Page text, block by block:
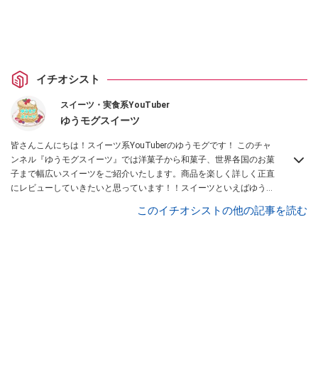
イチオシスト
スイーツ・実食系YouTuber
ゆうモグスイーツ
皆さんこんにちは！スイーツ系YouTuberのゆうモグです！ このチャ
ンネル『ゆうモグスイーツ』では洋菓子から和菓子、世界各国のお菓
子まで幅広いスイーツをご紹介いたします。商品を楽しく詳しく正直
にレビューしていきたいと思っています！！スイーツといえばゆうモ
Instagramはこちら。このイチオシストの他の記事を読む